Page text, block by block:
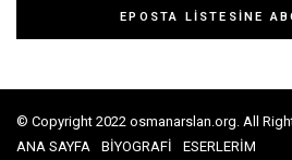
© Copyright 2022 osmanarslan.org. All
ANA SAYFA
BİYOGRAFİ ESERLERİM